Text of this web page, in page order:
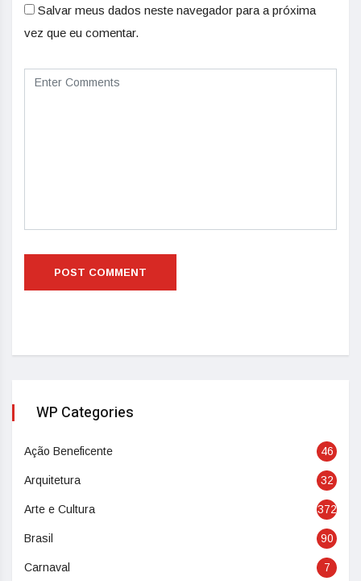
Salvar meus dados neste navegador para a próxima
vez que eu comentar.
WP Categories
Ação Beneficente 46
Arquitetura 32
Arte e Cultura 372
Brasil 90
Carnaval 7